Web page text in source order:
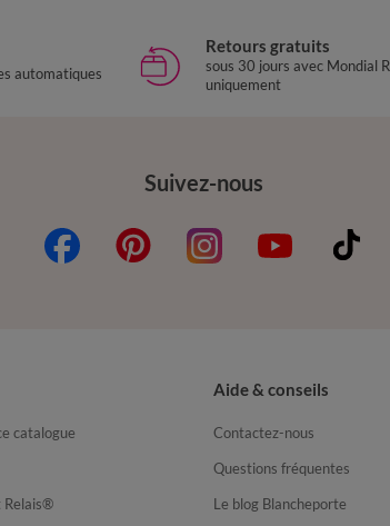
automatiques
Retours gratuits
sous 30 jours avec Mondial
uniquement
Suivez-nous
catalogue
Relais®
Aide & conseils
Contactez-nous
Questions fréquentes
Le blog Blancheporte